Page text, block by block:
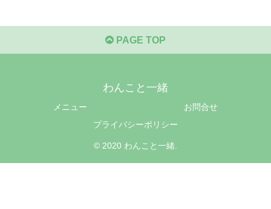
PAGE TOP
わんこと一緒
メニュー
お問合せ
プライバシーポリシー
© 2020 わんこと一緒.